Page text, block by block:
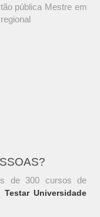
pública Mestre em
de 300 cursos de
Testar Universidade